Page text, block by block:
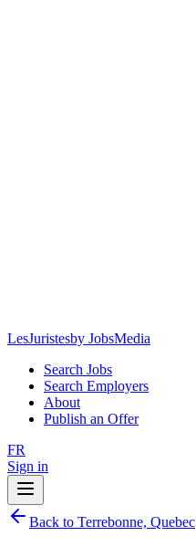
LesJuristesby JobsMedia
Search Jobs
Search Employers
About
Publish an Offer
FR
Sign in
Back to Terrebonne, Quebec